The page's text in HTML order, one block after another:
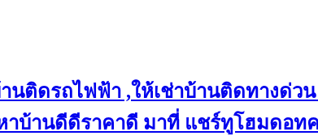
นติดรถไฟฟ้า ,ให้เช่าบ้านติดทางด่วน
าบ้านดีดีราคาดี มาที่ แชร์ทูโฮมดอท